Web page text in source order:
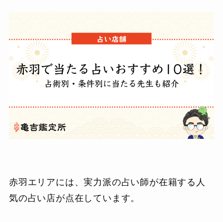
赤羽エリアには、実力派の占い師が在籍する人
気の占い店が点在しています。